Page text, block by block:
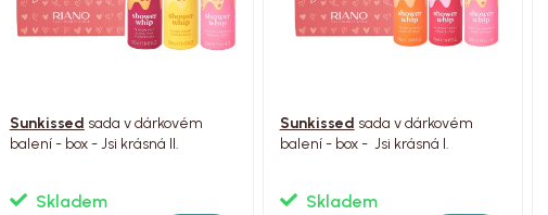
Sunkissed sada v dárkovém
balení - box - Jsi krásná II.
Skladem
Sunkissed sada v dárkovém
balení - box - Jsi krásná I.
Skladem